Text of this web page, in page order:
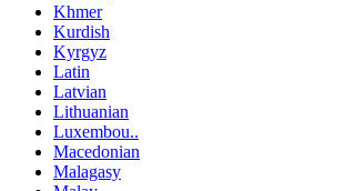
Khmer
Kurdish
Kyrgyz
Latin
Latvian
Lithuanian
Luxembou..
Macedonian
Malagasy